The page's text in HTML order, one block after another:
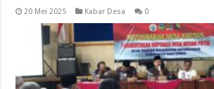
20 Mei 2025 Kabar Desa 0